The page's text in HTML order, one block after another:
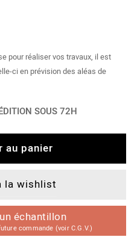
pour réaliser vos travaux, il est
ci en prévision des aléas de
SOUS 72H
au panier
la wishlist
échantillon
commande (voir C.G.V.)